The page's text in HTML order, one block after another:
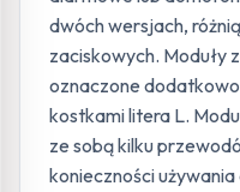
dwóch wersjach,
zaciskowych. Moduły
oznaczone dodatkowo
kostkami litera L.
ze sobą kilku
konieczności